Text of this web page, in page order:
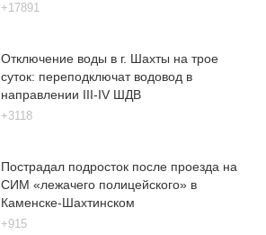
+17891
Отключение воды в г. Шахты на трое
суток: переподключат водовод в
направлении III-IV ШДВ
+3118
Пострадал подросток после проезда на
СИМ «лежачего полицейского» в
Каменске-Шахтинском
+915